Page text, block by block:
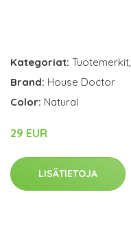
Kategoriat: Tuotemerkit,
Brand: House Doctor
Color: Natural
29 EUR
LISÄTIETOJA